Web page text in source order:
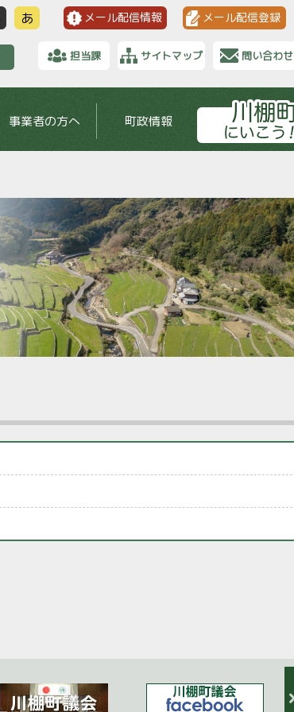
あ メール配信情報 メール配信登録
担当課 サイトマップ 問い合わせ
事業者の方へ 町政情報